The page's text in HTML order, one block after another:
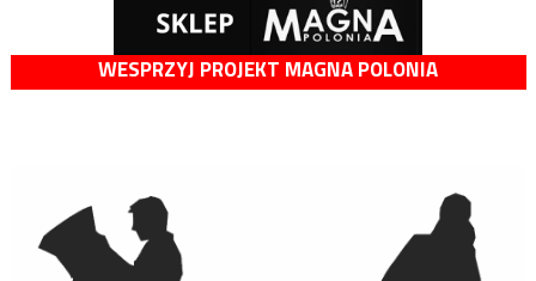
WESPRZYJ PROJEKT MAGNA POLONIA